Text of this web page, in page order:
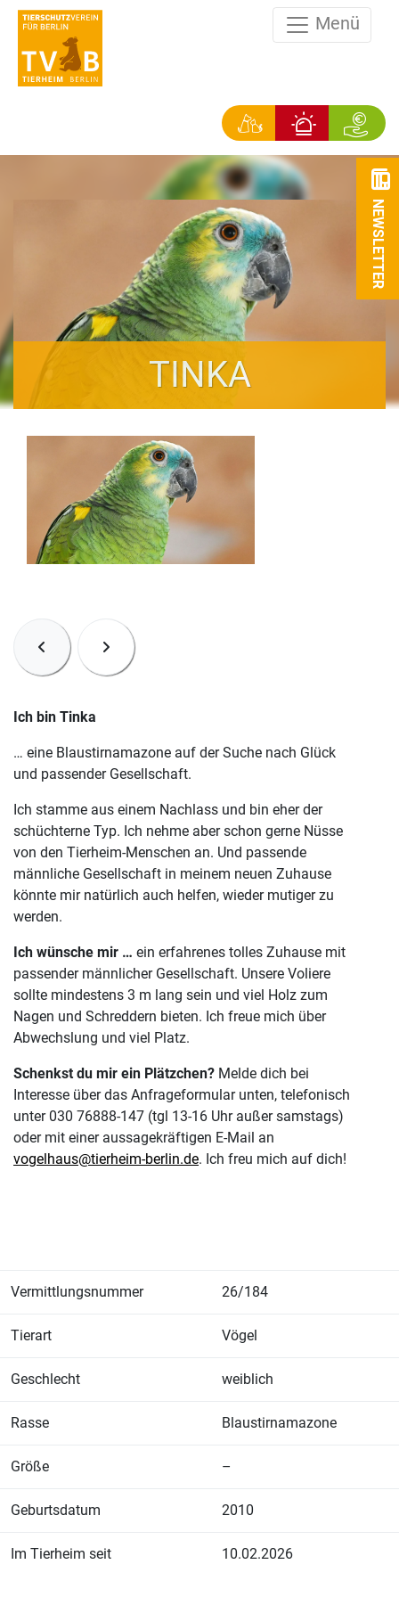
Menü
NEWSLETTER
TINKA
Ich bin Tinka
… eine Blaustirnamazone auf der Suche nach Glück
und passender Gesellschaft.
Ich stamme aus einem Nachlass und bin eher der
schüchterne Typ. Ich nehme aber schon gerne Nüsse
von den Tierheim-Menschen an. Und passende
männliche Gesellschaft in meinem neuen Zuhause
könnte mir natürlich auch helfen, wieder mutiger zu
werden.
Ich wünsche mir … ein erfahrenes tolles Zuhause mit
passender männlicher Gesellschaft. Unsere Voliere
sollte mindestens 3 m lang sein und viel Holz zum
Nagen und Schreddern bieten. Ich freue mich über
Abwechslung und viel Platz.
Schenkst du mir ein Plätzchen? Melde dich bei
Interesse über das Anfrageformular unten, telefonisch
unter 030 76888-147 (tgl 13-16 Uhr außer samstags)
oder mit einer aussagekräftigen E-Mail an
vogelhaus@tierheim-berlin.de. Ich freu mich auf dich!
Vermittlungsnummer 26/184
Tierart Vögel
Geschlecht weiblich
Rasse Blaustirnamazone
Größe –
Geburtsdatum 2010
Im Tierheim seit 10.02.2026